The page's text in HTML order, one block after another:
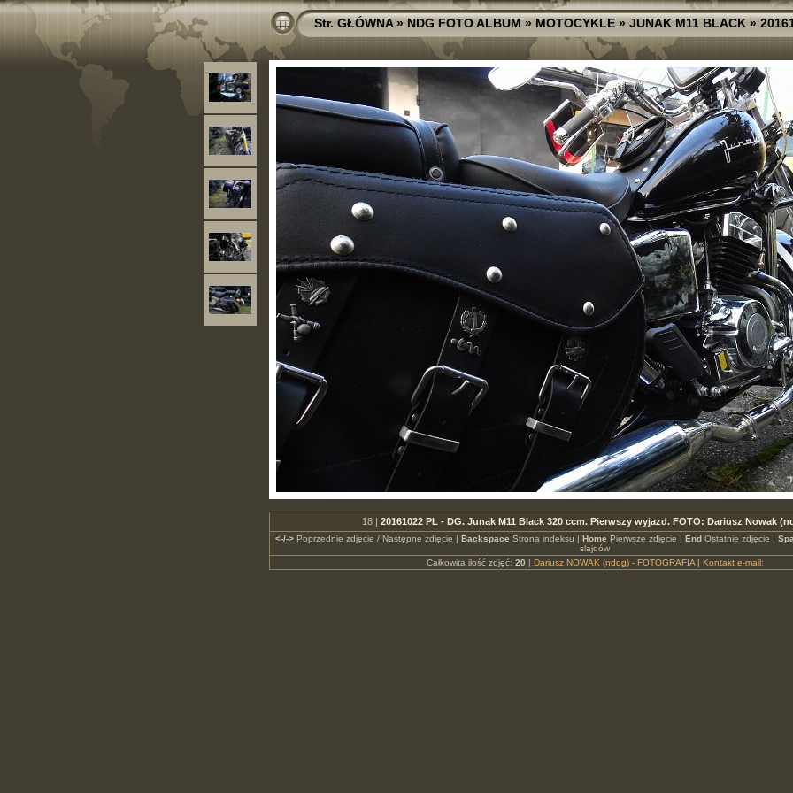
Str. GŁÓWNA»NDG FOTO ALBUM»MOTOCYKLE»JUNAK M11 BLACK»
18 | 20161022 PL - DG. Junak M11 Black 320 ccm. Pierwszy wyjazd. FOTO: Dariusz Nowak
<-/->Poprzednie zdjęcie / Następne zdjęcie | Backspace Strona indeksu | Home Pierwsze zdjęcie | EndOstatnie zdjęcie |
slajdów
Całkowita ilość zdjęć: 20 | Dariusz NOWAK (nddg) - FOTOGRAFIA| Kontakt e-mail: